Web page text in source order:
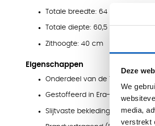
Deze
We
media,
verstrekt
Totale breedte: 64 cm
Totale diepte: 60,5 cm
Zithoogte: 40 cm
Eigenschappen
Onderdeel van de TANGRAMis5
Gestoffeerd in Era-stof
Slijtvaste bekleding (100.000